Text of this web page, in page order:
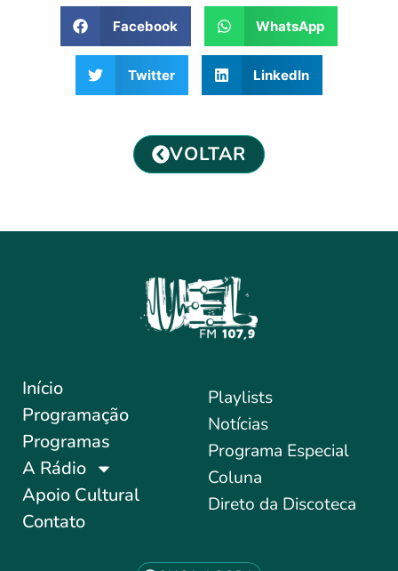
Facebook WhatsApp
Twitter LinkedIn
VOLTAR
Início
Programação
Programas
A Rádio
Apoio Cultural
Contato
Playlists
Notícias
Programa Especial
Coluna
Direto da Discoteca